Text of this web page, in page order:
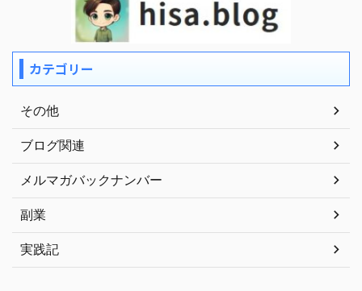
カテゴリー
その他
ブログ関連
メルマガバックナンバー
副業
実践記